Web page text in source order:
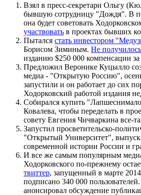
Взял в пресс-секретари Ольгу
бывшую сотрудницу "Дождя". В
она будет советовать
участвовать в проектах бывших
Пытался стать инвестором
Борисом Зиминым. Не получилось
изданию $250 000 компенсации за
Предложил Веронике Куцылло
медиа - "Открытую Россию",
запустили и он работает до сих
Ходорковский работой издания
Собирался купить
Ковалева, чтобы переделать в
совету Евгения Чичваркина все-
Запустил просветительско-
"Открытый Университет",
современной истории России и
И все же самым популярным
Ходорковского по-прежнему
твиттер, запущенный в марте
подписано 340 000
анонсировал обсуждение